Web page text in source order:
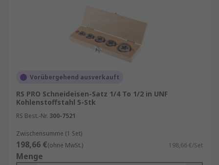
Vorübergehend ausverkauft
RS PRO Schneideisen-Satz 1/4 To 1/2 in UNF
Kohlenstoffstahl 5-Stk
RS Best.-Nr. 300-7521
Zwischensumme (1 Set)
198,66 €(ohne MwSt.) 198,66 €/Set
Menge